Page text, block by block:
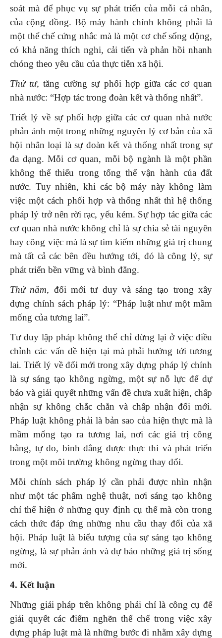
soát mà để phục vụ sự phát triển của mỗi cá nhân,
của cộng đồng. Bộ máy hành chính không phải là
một thể chế cứng nhắc mà là một cơ chế sống động,
có khả năng thích nghi, cải tiến và phản hồi nhanh
chóng theo yêu cầu của thực tiễn xã hội.
Thứ tư,tăng cường sự phối hợp giữa các cơ quan
nhà nước: “Hợp tác trong đoàn kết và thống nhất”.
Triết lý về sự phối hợp giữa các cơ quan nhà nước
phản ánh một trong những nguyên lý cơ bản của xã
hội nhân loại là sự đoàn kết và thống nhất trong sự
đa dạng. Mỗi cơ quan, mỗi bộ ngành là một phần
không thể thiếu trong tổng thể vận hành của đất
nước. Tuy nhiên, khi các bộ máy này không làm
việc một cách phối hợp và thống nhất thì hệ thống
pháp lý trở nên rời rạc, yếu kém. Sự hợp tác giữa các
cơ quan nhà nước không chỉ là sự chia sẻ tài nguyên
hay công việc mà là sự tìm kiếm những giá trị chung
mà tất cả các bên đều hướng tới, đó là công lý, sự
phát triển bền vững và bình đẳng.
Thứ năm, đổi mới tư duy và sáng tạo trong xây
dựng chính sách pháp lý: “Pháp luật như một mầm
mống của tương lai”.
Tư duy lập pháp không thể chỉ dừng lại ở việc điều
chỉnh các vấn đề hiện tại mà phải hướng tới tương
lai. Triết lý về đổi mới trong xây dựng pháp lý chính
là sự sáng tạo không ngừng, một sự nỗ lực để dự
báo và giải quyết những vấn đề chưa xuất hiện, chấp
nhận sự không chắc chắn và chấp nhận đổi mới.
Pháp luật không phải là bản sao của hiện thực mà là
mầm mống tạo ra tương lai, nơi các giá trị công
bằng, tự do, bình đẳng được thực thi và phát triển
trong một môi trường không ngừng thay đổi.
Mỗi chính sách pháp lý cần phải được nhìn nhận
như một tác phẩm nghệ thuật, nơi sáng tạo không
chỉ thể hiện ở những quy định cụ thể mà còn trong
cách thức đáp ứng những nhu cầu thay đổi của xã
hội. Pháp luật là biểu tượng của sự sáng tạo không
ngừng, là sự phản ánh và dự báo những giá trị sống
mới.
4. Kết luận
Những giải pháp trên không phải chỉ là công cụ để
giải quyết các điểm nghẽn thể chế trong việc xây
dựng pháp luật mà là những bước đi nhằm xây dựng